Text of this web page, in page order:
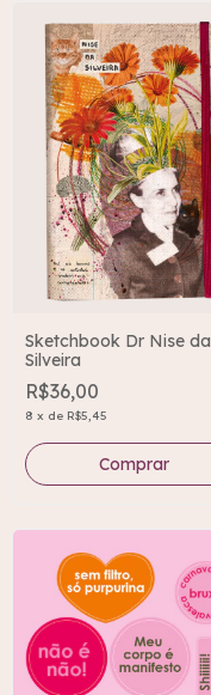
Sketchbook Dr Nise da
Silveira
R$36,00
8 x de R$5,45
Comprar